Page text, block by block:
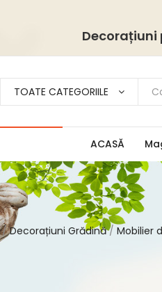
Decorațiuni
TOATE CATEGORIILE
ACASĂ
Decorațiuni Grădină Mobilier